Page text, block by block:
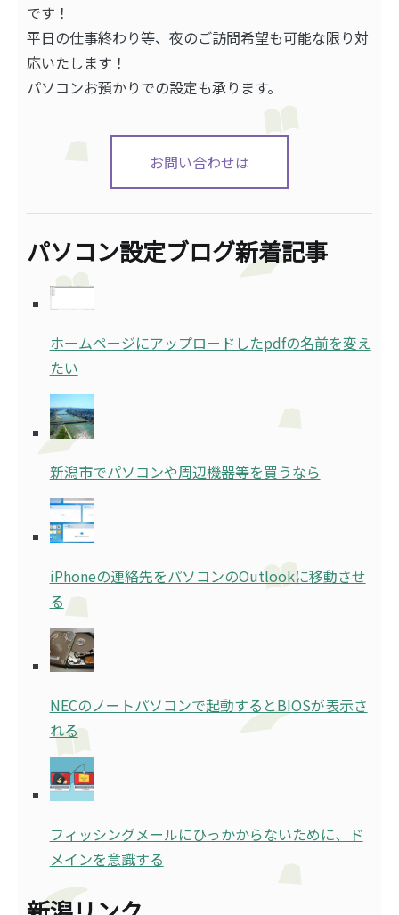
です！
平日の仕事終わり等、夜のご訪問希望も可能な限り対
応いたします！
パソコンお預かりでの設定も承ります。
お問い合わせは
パソコン設定ブログ新着記事
ホームページにアップロードしたpdfの名前を変え
たい
新潟市でパソコンや周辺機器等を買うなら
iPhoneの連絡先をパソコンのOutlookに移動させ
る
NECのノートパソコンで起動するとBIOSが表示さ
れる
フィッシングメールにひっかからないために、ド
メインを意識する